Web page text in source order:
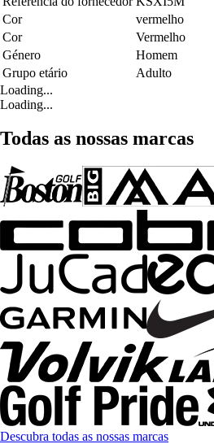
Cor
vermelho
Cor
Vermelho
Género
Homem
Grupo etário
Adulto
Loading...
Loading...
Todas as nossas marcas
Descubra todas as nossas marcas